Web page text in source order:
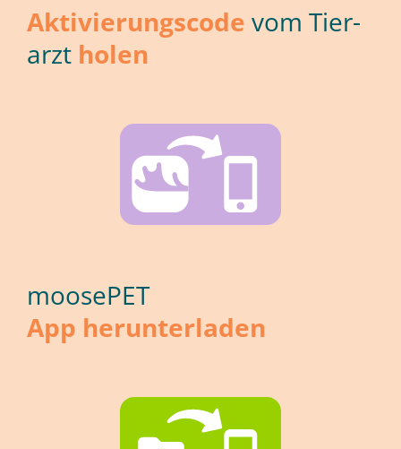
Ak­ti­vie­rungs­code vom Tier­
arzt ho­len
moo­se­PET
App her­un­ter­la­den